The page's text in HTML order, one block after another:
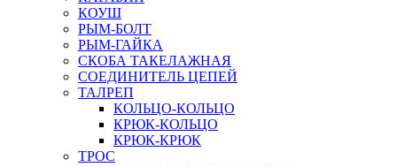
КОУШ
РЫМ-БОЛТ
РЫМ-ГАЙКА
СКОБА ТАКЕЛАЖНАЯ
СОЕДИНИТЕЛЬ ЦЕПЕЙ
ТАЛРЕП
КОЛЬЦО-КОЛЬЦО
КРЮК-КОЛЬЦО
КРЮК-КРЮК
ТРОС